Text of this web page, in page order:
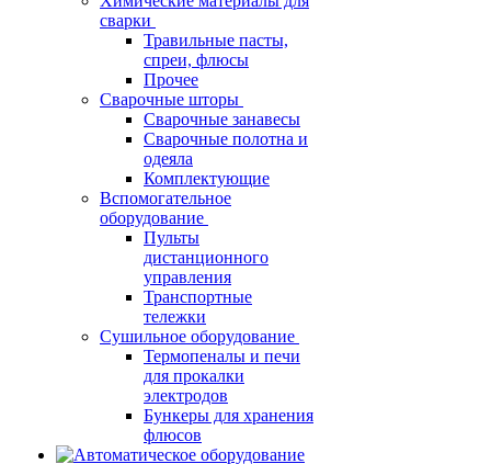
сварки
Травильные пасты,
спреи, флюсы
Прочее
Сварочные шторы
Сварочные занавесы
Сварочные полотна и
одеяла
Комплектующие
Вспомогательное
оборудование
Пульты
дистанционного
управления
Транспортные
тележки
Сушильное оборудование
Термопеналы и печи
для прокалки
электродов
Бункеры для хранения
флюсов